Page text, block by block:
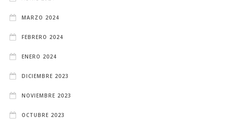
MARZO 2024
FEBRERO 2024
ENERO 2024
DICIEMBRE 2023
NOVIEMBRE 2023
OCTUBRE 2023